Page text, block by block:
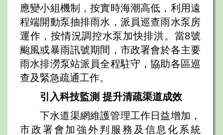
應變小組機制，按實時海潮高低，利用遠
程端開動泵抽排雨水，派員巡查雨水泵房
運作，按情況調控水泵加快排洪。當8號
颱風或暴雨訊號期間，市政署會於各主要
雨水排澇泵站派員全程駐守，協助各區巡
查及緊急疏通工作。
引入科技監測 提升清疏渠道成效
下水道渠網維護管理工作日益增加，
市政署會加強外判服務及信息化系統